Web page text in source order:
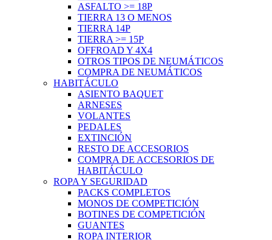
ASFALTO >= 18P
TIERRA 13 O MENOS
TIERRA 14P
TIERRA >= 15P
OFFROAD Y 4X4
OTROS TIPOS DE NEUMÁTICOS
COMPRA DE NEUMÁTICOS
HABITÁCULO
ASIENTO BAQUET
ARNESES
VOLANTES
PEDALES
EXTINCIÓN
RESTO DE ACCESORIOS
COMPRA DE ACCESORIOS DE
HABITÁCULO
ROPA Y SEGURIDAD
PACKS COMPLETOS
MONOS DE COMPETICIÓN
BOTINES DE COMPETICIÓN
GUANTES
ROPA INTERIOR